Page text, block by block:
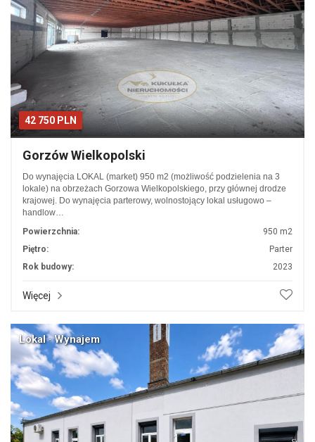
42 750 PLN
Gorzów Wielkopolski
Do wynajęcia LOKAL (market) 950 m2 (możliwość podzielenia na 3
lokale) na obrzeżach Gorzowa Wielkopolskiego, przy głównej drodze
krajowej. Do wynajęcia parterowy, wolnostojący lokal usługowo –
handlow…
Powierzchnia:
950 m2
Piętro:
Parter
Rok budowy:
2023
Więcej
Lokal · Wynajem